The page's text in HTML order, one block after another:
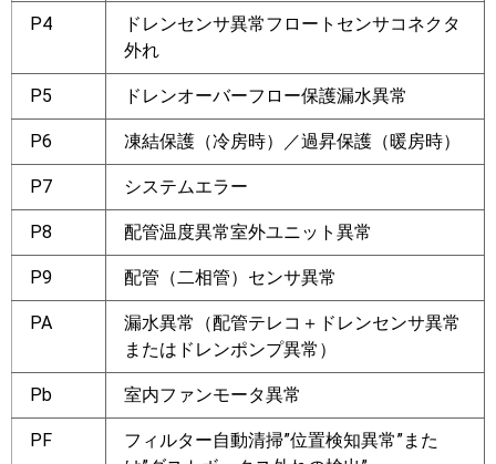
P4
ドレンセンサ異常フロートセンサコネクタ
外れ
P5 ドレンオーバーフロー保護漏水異常
P6 凍結保護（冷房時）／過昇保護（暖房時）
P7 システムエラー
P8 配管温度異常室外ユニット異常
P9 配管（二相管）センサ異常
PA
漏水異常（配管テレコ＋ドレンセンサ異常
またはドレンポンプ異常）
Pb 室内ファンモータ異常
PF
フィルター自動清掃”位置検知異常”また